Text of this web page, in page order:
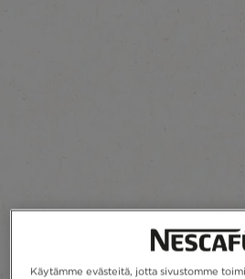
Käytämme evästeitä, jotta sivustomme